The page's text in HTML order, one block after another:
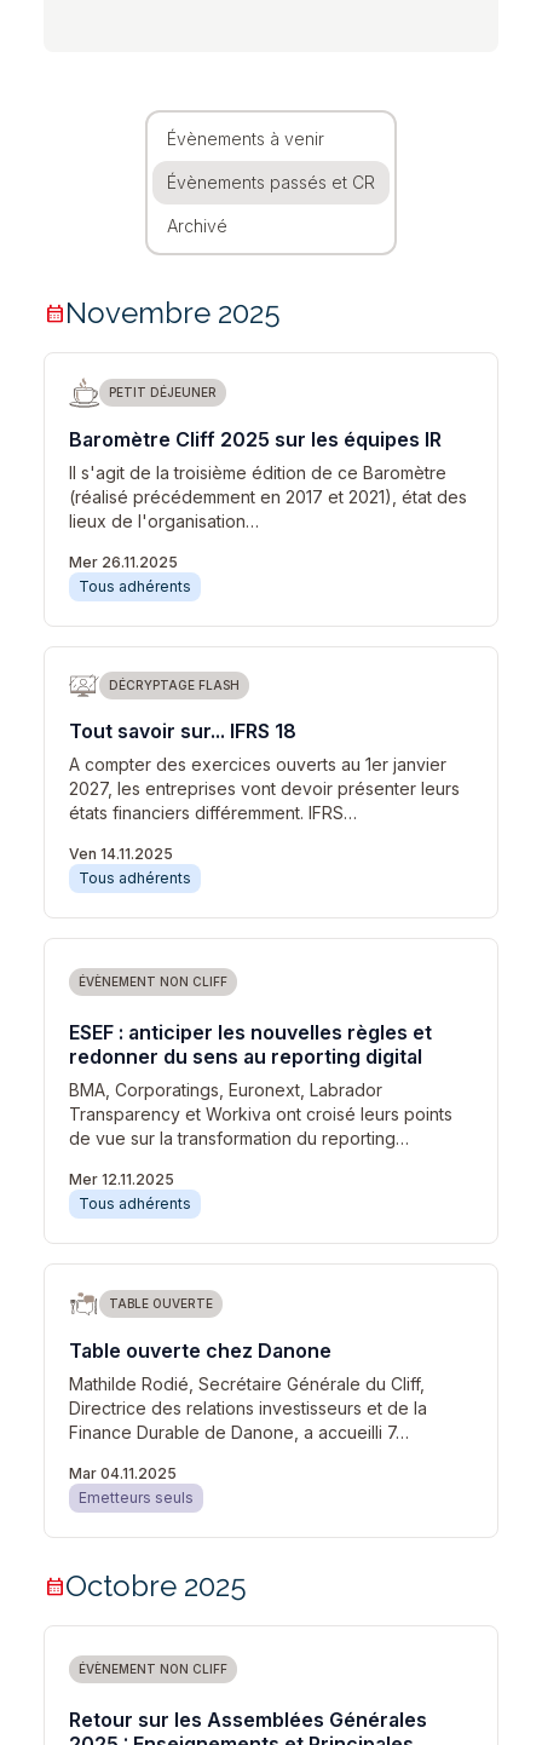
Évènements à venir
Évènements passés et CR
Archivé
calendar_monthNovembre 2025
PETIT DÉJEUNER
Baromètre Cliff 2025 sur les équipes IR
Il s'agit de la troisième édition de ce Baromètre
(réalisé précédemment en 2017 et 2021), état des
lieux de l'organisation…
Mer 26.11.2025
Tous adhérents
DÉCRYPTAGE FLASH
Tout savoir sur... IFRS 18
A compter des exercices ouverts au 1er janvier
2027, les entreprises vont devoir présenter leurs
états financiers différemment. IFRS…
Ven 14.11.2025
Tous adhérents
ÉVÈNEMENT NON CLIFF
ESEF : anticiper les nouvelles règles et
redonner du sens au reporting digital
BMA, Corporatings, Euronext, Labrador
Transparency et Workiva ont croisé leurs points
de vue sur la transformation du reporting…
Mer 12.11.2025
Tous adhérents
TABLE OUVERTE
Table ouverte chez Danone
Mathilde Rodié, Secrétaire Générale du Cliff,
Directrice des relations investisseurs et de la
Finance Durable de Danone, a accueilli 7…
Mar 04.11.2025
Emetteurs seuls
calendar_monthOctobre 2025
ÉVÈNEMENT NON CLIFF
Retour sur les Assemblées Générales